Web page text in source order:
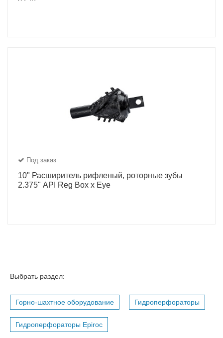
Под заказ
10" Расширитель рифленый, роторные зубы
2.375" API Reg Box x Eye
Выбрать раздел:
Горно-шахтное оборудование Гидроперфораторы
Гидроперфораторы Epiroc